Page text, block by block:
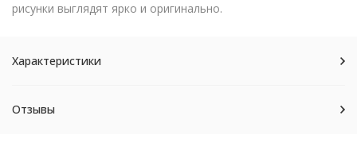
рисунки выглядят ярко и оригинально.
Характеристики
Отзывы